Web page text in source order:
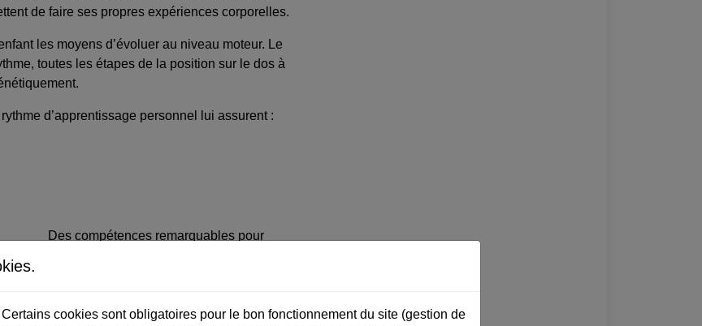
de faire ses propres expériences corporelles.
les moyens d’évoluer au niveau moteur. Le
toutes les étapes de la position sur le dos à
d’apprentissage personnel lui assurent :
Des compétences remarquables pour
cookies sont obligatoires pour le bon fonctionnement du site (gestion de